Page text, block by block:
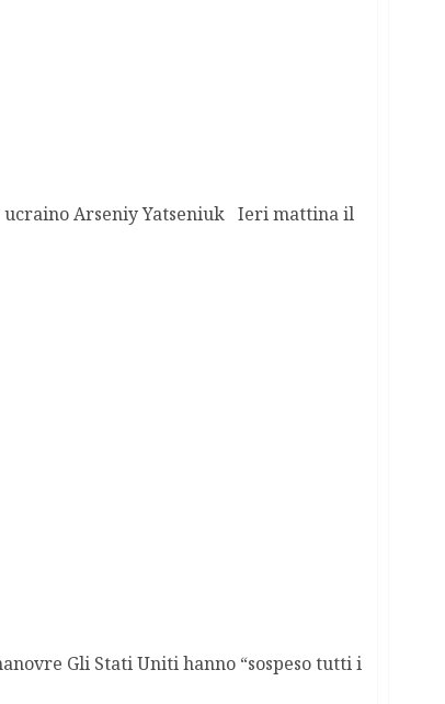
Arseniy Yatseniuk Ieri mattina il
Gli Stati Uniti hanno “sospeso tutti i